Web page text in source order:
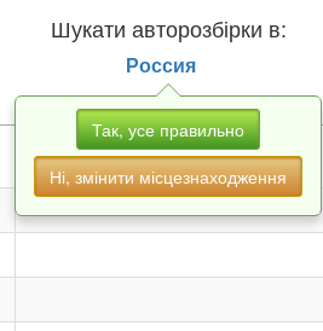
Шукати авторозбірки в:
Россия
Так, усе правильно
Ні, змінити місцезнаходження
Буча,ул., Кирова 99